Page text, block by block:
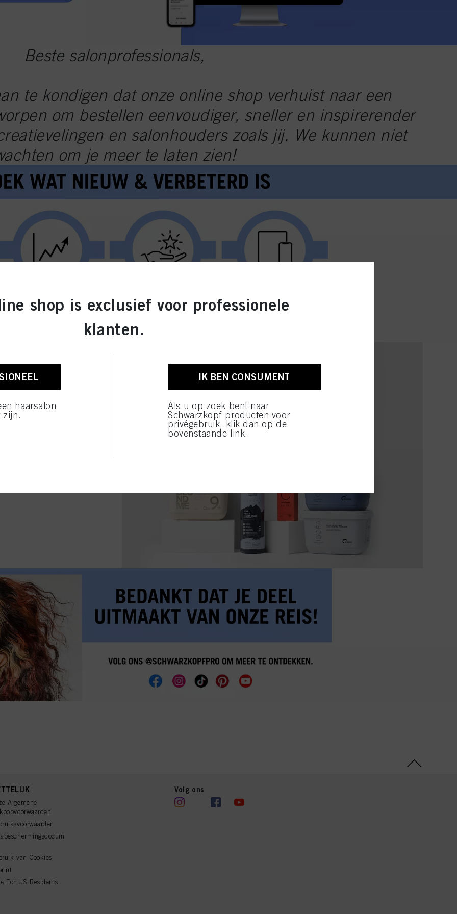
Beste salonprofessionals,
te kondigen dat onze online shop verhuist naar een
om bestellen eenvoudiger, sneller en inspirerender
en salonhouders zoals jij. We kunnen niet
om je meer te laten zien!
de nieuwe website,
Je hoeft je dus
en te versterken, en
en alles wat deze te
Algemene
van Cookies
For US Residents
Volg ons
shop is exclusief voor professionele
klanten.
haarsalon
zijn.
IK BEN CONSUMENT
Als u op zoek bent naar
Schwarzkopf-producten voor
privégebruik, klik dan op de
bovenstaande link.